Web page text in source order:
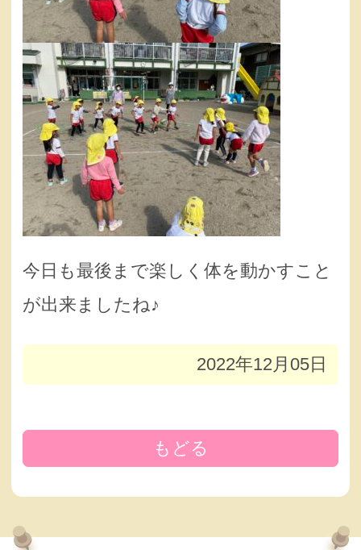
今日も最後まで楽しく体を動かすこと
が出来ましたね♪
2022年12月05日
もどる